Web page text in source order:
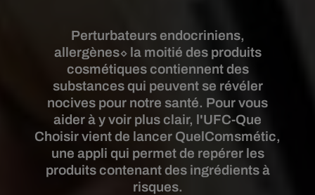
Perturbateurs endocriniens,
allergènes⬦ la moitié des produits
cosmétiques contiennent des
substances qui peuvent se révéler
nocives pour notre santé. Pour vous
aider à y voir plus clair, l'UFC-Que
Choisir vient de lancer QuelComsmétic,
une appli qui permet de repérer les
produits contenant des ingrédients à
risques.